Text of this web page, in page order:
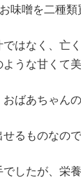
味噌を二種
はなく、亡
うな甘くて
ばあちゃん
るものなの
したが、栄